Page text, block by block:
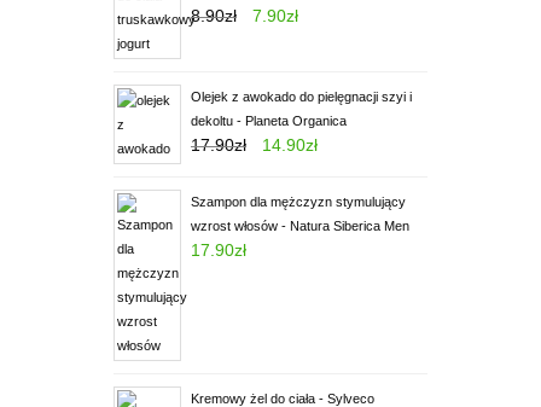
8.90zł 7.90zł
Olejek z awokado do pielęgnacji szyi i
dekoltu - Planeta Organica
17.90zł 14.90zł
Szampon dla mężczyzn stymulujący
wzrost włosów - Natura Siberica Men
17.90zł
Kremowy żel do ciała - Sylveco